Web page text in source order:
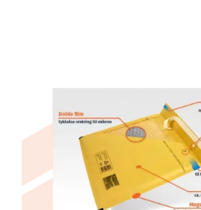
Kvalitets
Tips & Tricks